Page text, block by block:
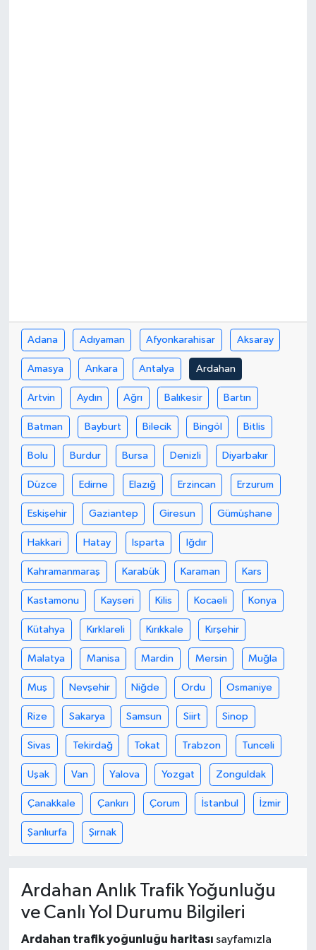
Adana Adıyaman Afyonkarahisar Aksaray
Amasya Ankara Antalya Ardahan
Artvin Aydın Ağrı Balıkesir Bartın
Batman Bayburt Bilecik Bingöl Bitlis
Bolu Burdur Bursa Denizli Diyarbakır
Düzce Edirne Elazığ Erzincan Erzurum
Eskişehir Gaziantep Giresun Gümüşhane
Hakkari Hatay Isparta Iğdır
Kahramanmaraş Karabük Karaman Kars
Kastamonu Kayseri Kilis Kocaeli Konya
Kütahya Kırklareli Kırıkkale Kırşehir
Malatya Manisa Mardin Mersin Muğla
Muş Nevşehir Niğde Ordu Osmaniye
Rize Sakarya Samsun Siirt Sinop
Sivas Tekirdağ Tokat Trabzon Tunceli
Uşak Van Yalova Yozgat Zonguldak
Çanakkale Çankırı Çorum İstanbul İzmir
Şanlıurfa Şırnak
Ardahan Anlık Trafik Yoğunluğu
ve Canlı Yol Durumu Bilgileri
Ardahan trafik yoğunluğu haritası sayfamızla